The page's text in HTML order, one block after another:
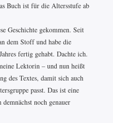
Buch ist für die Altersstufe ab
Geschichte gekommen. Seit
dem Stoff und habe die
fertig gehabt. Dachte ich.
Lektorin – und nun heißt
des Textes, damit sich auch
passt. Das ist eine
demnächst noch genauer